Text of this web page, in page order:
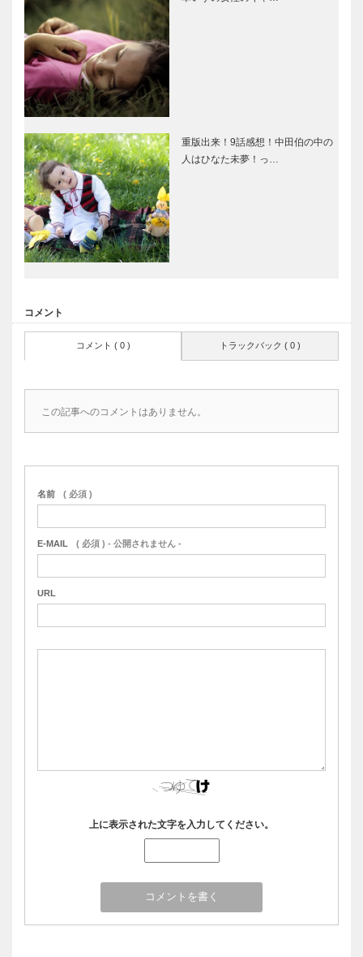
重版出来！9話感想！中田伯の中の
人はひなた未夢！っ…
コメント
コメント ( 0 ) トラックバック ( 0 )
この記事へのコメントはありません。
名前 ( 必須 )
E-MAIL ( 必須 ) - 公開されません -
URL
上に表示された文字を入力してください。